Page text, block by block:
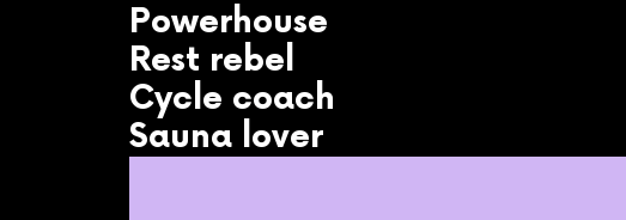
Powerhouse
Rest rebel
Cycle coach
Sauna lover